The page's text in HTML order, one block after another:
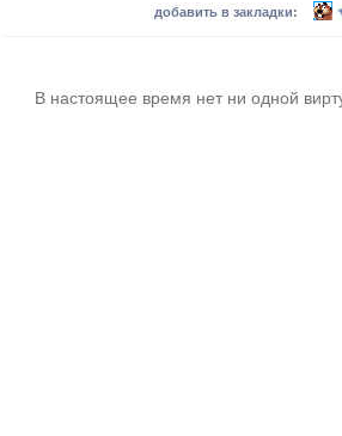
добавить в закладки:
В настоящее время нет ни одной